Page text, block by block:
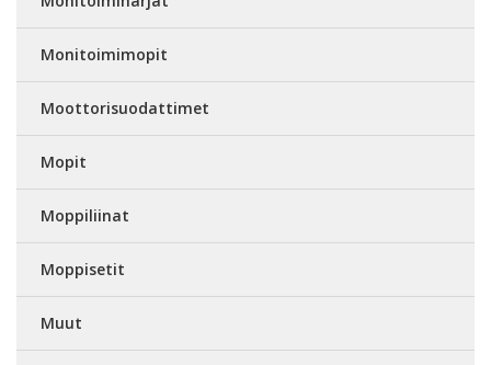
Monitoimimopit
Moottorisuodattimet
Mopit
Moppiliinat
Moppisetit
Muut